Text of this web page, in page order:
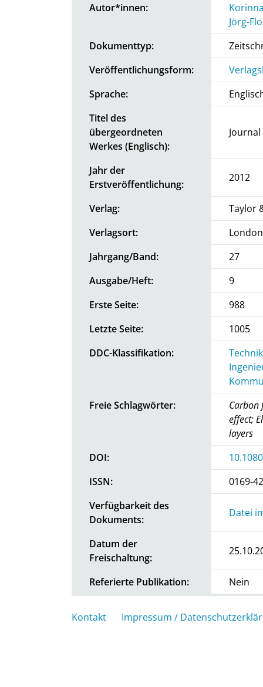
Autor*innen:
Jörg-
Dokumenttyp:
Veröffentlichungsform:
Sprache:
Titel des
übergeordneten
Werkes (Englisch):
Jahr der
Erstveröffentlichung:
2012
Verlag:
Taylor
Verlagsort:
London
Jahrgang/Band:
27
Ausgabe/Heft:
9
Erste Seite:
988
Letzte Seite:
1005
DDC-Klassifikation:
Freie Schlagwörter:
Carbon
effect;
layers
DOI:
ISSN:
0169-
Verfügbarkeit des
Dokuments:
Datei
Datum der
Freischaltung:
Referierte Publikation: Nein
Kontakt Impressum /